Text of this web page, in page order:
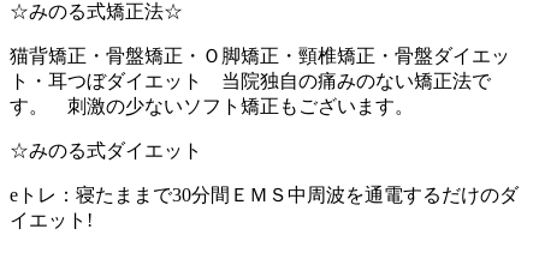
☆みのる式矯正法☆
猫背矯正・骨盤矯正・Ｏ脚矯正・頸椎矯正・骨盤ダイエッ
ト・耳つぼダイエット 当院独自の痛みのない矯正法で
す。 刺激の少ないソフト矯正もございます。
☆みのる式ダイエット
eトレ：寝たままで30分間ＥＭＳ中周波を通電するだけのダ
イエット!